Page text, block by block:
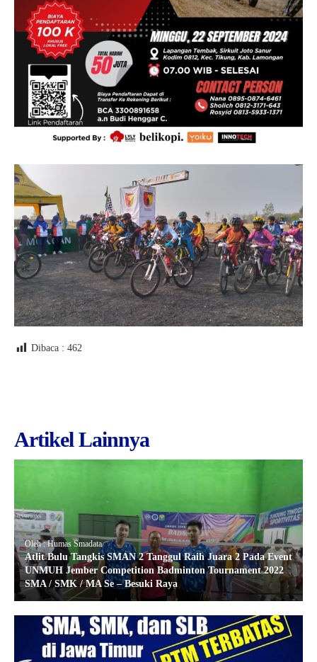
Dibaca : 462
Artikel Lainnya
Oleh : Humas Smadata
Atlit Bulu Tangkis SMAN 2 Tanggul Raih Juara 2 Pada Event
UNMUH Jember Competition Badminton Tournament 2022
SMA / SMK / MA Se – Besuki Raya